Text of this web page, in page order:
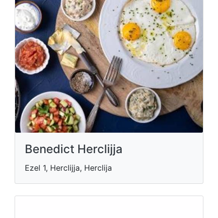
Benedict Herclijja
Ezel 1, Herclijja, Herclija